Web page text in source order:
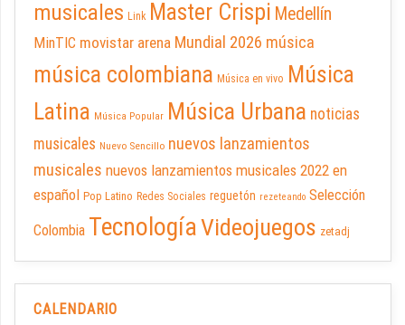
musicales Link Master Crispi Medellín
MinTIC movistar arena Mundial 2026 música
música colombiana Música en vivo Música
Latina Música Popular Música Urbana noticias
musicales Nuevo Sencillo nuevos lanzamientos
musicales nuevos lanzamientos musicales 2022 en
español Pop Latino Redes Sociales reguetón rezeteando Selección
Colombia TecnologíaVideojuegos zetadj
CALENDARIO